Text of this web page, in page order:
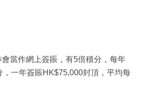
當作網上簽賬，有5倍積分，每年
一年簽賬HK$75,000封頂，平均每